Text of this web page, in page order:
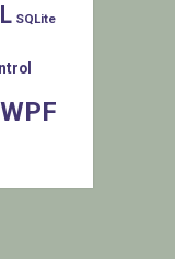
SQLite
WPF